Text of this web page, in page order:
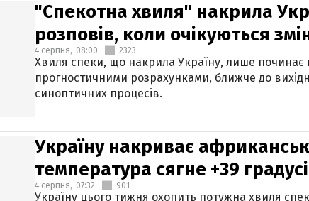
"Спекотна хвиля" накрила
розповів, коли очікуються
4 серпня, 08:00 2323
Хвиля спеки, що накрила Україну, лише починає
прогностичними розрахунками, ближче до
синоптичних процесів.
Україну накриває
температура сягне +39
4 серпня, 07:32 901
Україну цього тижня охопить потужна хвиля